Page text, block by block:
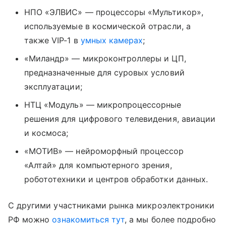
НПО «ЭЛВИС» — процессоры «Мультикор»,
используемые в космической отрасли, а
также VIP-1 в умных камерах;
«Миландр» — микроконтроллеры и ЦП,
предназначенные для суровых условий
эксплуатации;
НТЦ «Модуль» — микропроцессорные
решения для цифрового телевидения, авиации
и космоса;
«МОТИВ» — нейроморфный процессор
«Алтай» для компьютерного зрения,
робототехники и центров обработки данных.
С другими участниками рынка микроэлектроники
РФ можноознакомиться тут, а мы более подробно